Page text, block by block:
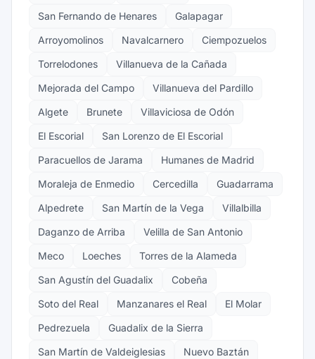
San Fernando de Henares
Galapagar
Arroyomolinos
Navalcarnero
Ciempozuelos
Torrelodones
Villanueva de la Cañada
Mejorada del Campo
Villanueva del Pardillo
Algete
Brunete
Villaviciosa de Odón
El Escorial
San Lorenzo de El Escorial
Paracuellos de Jarama
Humanes de Madrid
Moraleja de Enmedio
Cercedilla
Guadarrama
Alpedrete
San Martín de la Vega
Villalbilla
Daganzo de Arriba
Velilla de San Antonio
Meco
Loeches
Torres de la Alameda
San Agustín del Guadalix
Cobeña
Soto del Real
Manzanares el Real
El Molar
Pedrezuela
Guadalix de la Sierra
San Martín de Valdeiglesias
Nuevo Baztán